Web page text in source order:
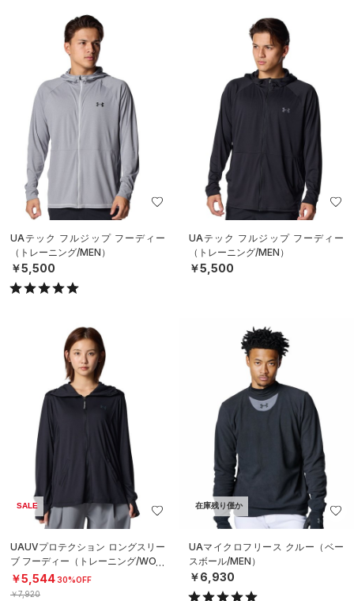
UAテック フルジップ フーディー
（トレーニング/MEN）
￥5,500
UAテック フルジップ フーディー
（トレーニング/MEN）
￥5,500
SALE
UAUVプロテクション ロングスリー
ブ フーディー（トレーニング/WOM
EN）
￥5,54430%OFF
￥7,920
在庫残り僅か
UAマイクロフリース クルー（ベー
スボール/MEN）
￥6,930